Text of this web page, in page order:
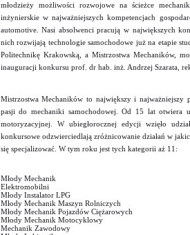
młodzieży możliwości rozwojowe na ścieżce
inżynierskie w najważniejszych kompetencjach
automotive. Nasi absolwenci pracują w największych
nich rozwijają technologie samochodowe już na etapie
Politechnikę Krakowską, a Mistrzostwa Mechaników,
inauguracji konkursu prof. dr hab. inż. Andrzej Szarata,
Mistrzostwa Mechaników to największy i najważniejszy
pasji do mechaniki samochodowej. Od 15 lat otwiera
motoryzacyjnej. W ubiegłorocznej edycji wzięło
konkursowe odzwierciedlają zróżnicowanie działań w
się specjalizować. W tym roku jest tych kategorii aż 11:
Młody Mechanik
Elektromobilni
Młody Instalator LPG
Młody Mechanik Maszyn Rolniczych
Młody Mechanik Pojazdów Ciężarowych
Młody Mechanik Motocyklowy
Mechanik Zawodowy